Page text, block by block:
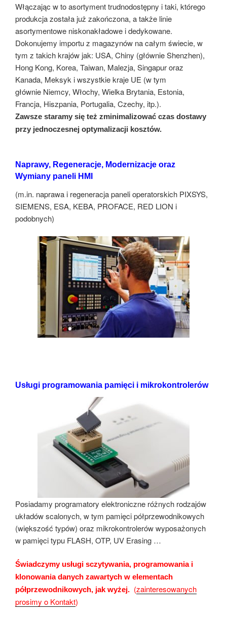
Włączając w to asortyment trudnodostępny i taki, którego
produkcja została już zakończona, a także linie
asortymentowe niskonakładowe i dedykowane.
Dokonujemy importu z magazynów na całym świecie, w
tym z takich krajów jak: USA, Chiny (głównie Shenzhen),
Hong Kong, Korea, Taiwan, Malezja, Singapur oraz
Kanada, Meksyk i wszystkie kraje UE (w tym
głównie Niemcy, Włochy, Wielka Brytania, Estonia,
Francja, Hiszpania, Portugalia, Czechy, itp.).
Zawsze staramy się też zminimalizować czas dostawy
przy jednoczesnej optymalizacji kosztów.
Naprawy, Regeneracje, Modernizacje oraz
Wymiany paneli HMI
(m.in. naprawa i regeneracja paneli operatorskich PIXSYS,
SIEMENS, ESA, KEBA, PROFACE, RED LION i
podobnych)
Usługi programowania pamięci i mikrokontrolerów
Posiadamy programatory elektroniczne różnych rodzajów
układów scalonych, w tym pamięci półprzewodnikowych
(większość typów) oraz mikrokontrolerów wyposażonych
w pamięci typu FLASH, OTP, UV Erasing …
Świadczymy usługi sczytywania, programowania i
klonowania danych zawartych w elementach
półprzewodnikowych, jak wyżej. (zainteresowanych
prosimy o Kontakt)